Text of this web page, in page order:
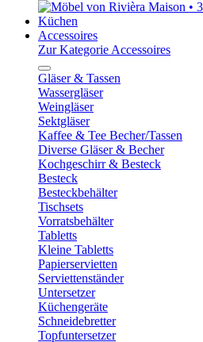
Küchen
Accessoires
Zur Kategorie Accessoires
Gläser & Tassen
Wassergläser
Weingläser
Sektgläser
Kaffee & Tee Becher/Tassen
Diverse Gläser & Becher
Kochgeschirr & Besteck
Besteck
Besteckbehälter
Tischsets
Vorratsbehälter
Tabletts
Kleine Tabletts
Papierservietten
Serviettenständer
Untersetzer
Küchengeräte
Schneidebretter
Topfuntersetzer